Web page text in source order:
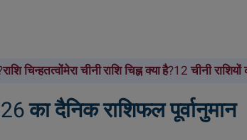
राशि चिन्हतत्वोंमेरा चीनी राशि चिह्न क्या है?12 चीनी
का दैनिक राशिफल पूर्वानुमान